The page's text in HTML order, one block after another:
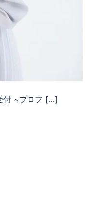
付 ~プロフ […]